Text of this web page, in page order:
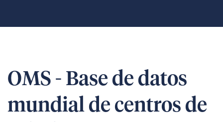
OMS - Base de datos
mundial de centros de